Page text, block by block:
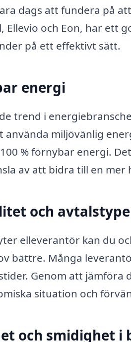
dags att fundera på
Ellevio och Eon, har ett
på ett effektivt sätt.
energi
trend i
använda miljövänlig
% förnybar energi.
av att bidra till en mer
och
elleverantör kan du
bättre. Många
Genom att jämföra
situation och
och smidighet i